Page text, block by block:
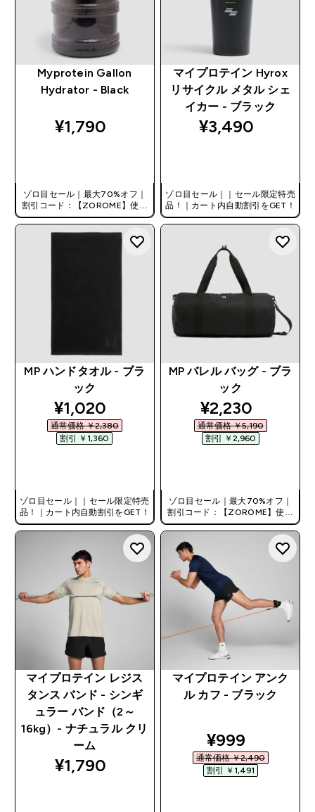
Myprotein Gallon
Hydrator - Black
¥1,790‎
ゾロ目セール｜最大70%オフ｜
割引コード：【ZOROME】使用
で追加10%オフ！
マイプロテイン Hyrox
リサイクル メタル シェ
イカー - ブラック
¥3,490‎
ゾロ目セール｜｜セール限定特売
品！｜カート内自動割引をGET！
MP ハンドタオル - ブラ
ック
discounted price
¥1,020‎
通常価格 ￥2,380‎
割引 ￥1,360‎
ゾロ目セール｜｜セール限定特売
品！｜カート内自動割引をGET！
MP バレル バッグ - ブラ
ック
discounted
¥2,230‎
通常価格 ￥5,190‎
割引 ￥2,960‎
ゾロ目セール｜最大70%オフ｜
割引コード：【ZOROME】使用
で追加10%オフ！
マイプロテイン レジス
タンス バンド - シンギ
ュラー バンド（2～
16kg）- ナチュラル クリ
ーム
¥1,790‎
マイプロテイン アンク
ル カフ - ブラック
discounted
¥999‎
通常価格 ￥2,490‎
割引 ￥1,491‎